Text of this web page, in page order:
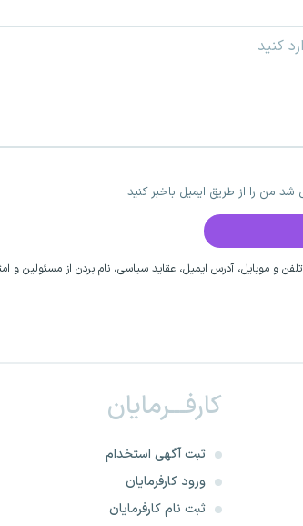
من را از طریق ایمیل باخبر کنید
و موبایل، آدرس ایمیل، عقاید سیاسی، نام بردن از مسئولین و
کارفـــرمایان
ثبت آگهی استخدام
ورود کارفرمایان
ثبت نام کارفرمایان